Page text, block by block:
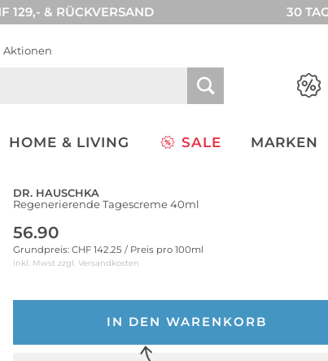
129,- & RÜCKVERSAND 30
Aktionen
HOME & LIVING SALE MARKEN
DR. HAUSCHKA
Regenerierende Tagescreme 40ml
56.90
Grundpreis: CHF 142.25 / Preis pro 100ml
inkl. Mwst zzgl. Versandkosten
IN DEN WARENKORB